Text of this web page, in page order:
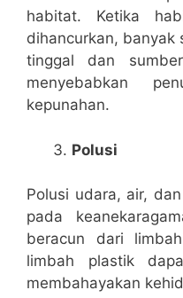
habitat. Ketika
dihancurkan, banyak
tinggal dan
menyebabkan
kepunahan.
Polusi
Polusi udara, air,
pada
beracun dari
limbah plastik
membahayakan